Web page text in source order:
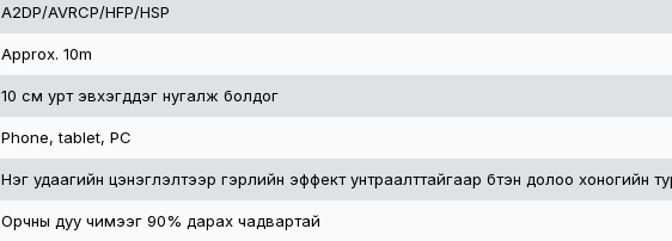
A2DP/AVRCP/HFP/HSP
Approx. 10m
10 см урт эвхэгддэг нугалж болдог
Phone, tablet, PC
Нэг удаагийн цэнэглэлтээр гэрлийн эффект унтраалттайгаар бүтэн долоо хоногийн
Орчны дуу чимээг 90% дарах чадвартай